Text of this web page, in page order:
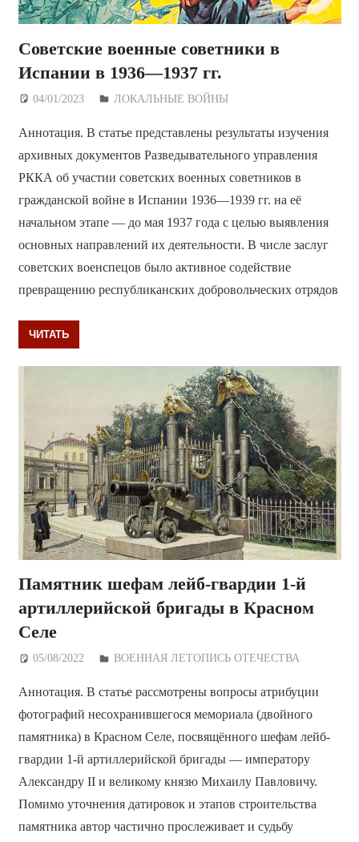
Советские военные советники в
Испании в 1936—1937 гг.
04/01/2023 Дежурный по Редакции
ЛОКАЛЬНЫЕ ВОЙНЫ
Аннотация. В статье представлены результаты изучения
архивных документов Разведывательного управления
РККА об участии советских военных советников в
гражданской войне в Испании 1936—1939 гг. на её
начальном этапе — до мая 1937 года с целью выявления
основных направлений их деятельности. В числе заслуг
советских военспецов было активное содействие
превращению республиканских добровольческих отрядов
ЧИТАТЬ
Памятник шефам лейб-гвардии 1-й
артиллерийской бригады в Красном
Селе
05/08/2022 Дежурный по Редакции
ВОЕННАЯ ЛЕТОПИСЬ ОТЕЧЕСТВА
Аннотация. В статье рассмотрены вопросы атрибуции
фотографий несохранившегося мемориала (двойного
памятника) в Красном Селе, посвящённого шефам лейб-
гвардии 1-й артиллерийской бригады — императору
Александру II и великому князю Михаилу Павловичу.
Помимо уточнения датировок и этапов строительства
памятника автор частично прослеживает и судьбу